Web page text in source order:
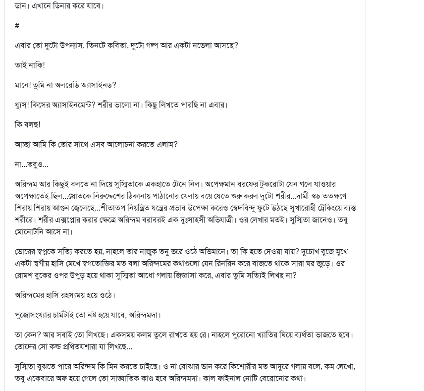
ডান। এখানে ডিনার করে যাবে।
#
এবার তো দুটো উপন্যাস, তিনটে কবিতা, দুটো গল্প আর একটা নভেলা আসছে?
তাই নাকি!
মানে! তুমি না অলরেডি অ্যাসাইন্‌ড?
ধ্যুস্! কিসের অ্যাসাইনমেন্ট? শরীর ভালো না। কিছু লিখতে পারছি না এবার।
কি বলছ!
আচ্ছা আমি কি তোর সাথে এসব আলোচনা করতে এলাম?
না...তবুও...
অরিন্দম আর কিছুই বলতে না দিয়ে সুস্মিতাকে একহাতে টেনে নিল। অপেক্ষমান বরফের টুকরোটা যেন গলে যাওয়ার
অপেক্ষাতেই ছিল...স্রোতকে নিরুদ্দেশের ঠিকানায় পাঠানোর খেলায় বয়ে যেতে শুরু করল দুটো শরীর...দামী স্কচ ততক্ষণে
শিরায় শিরায় আগুন জ্বেলেছে...শীতাতপ নিয়ন্ত্রিত যন্ত্রের প্রভাব উপেক্ষা করেও স্বেদবিন্দু ফুটে উঠছে সুখারোহী ট্রেকিংয়ে ব্যস্ত
শরীরে। শরীর এক্সপ্লোর করার ক্ষেত্রে অরিন্দম বরাবরই এক দুঃসাহসী অভিযাত্রী। ওর লেখার মতই। সুস্মিতা জানেও। তবু
মোনোটনি আসে না।
ভোরের স্বপ্নকে সত্যি করতে হয়, নাহলে তার নাজুক তনু ভরে ওঠে অভিমানে। তা কি হতে দেওয়া যায়? দুচোখ বুজে মুখে
একটা স্বর্গীয় হাসি মেখে স্বগতোক্তির মত বলা অরিন্দমের কথাগুলো যেন রিনরিন করে বাজতে থাকে সারা ঘর জুড়ে। ওর
রোমশ বুকের ওপর উপুড় হয়ে থাকা সুস্মিতা আধো গলায় জিজ্ঞাসা করে, এবার তুমি সত্যিই লিখছ না?
অরিন্দমের হাসি রহস্যময় হয়ে ওঠে।
পুজোসংখ্যার চার্মটাই তো নষ্ট হয়ে যাবে, অরিন্দমদা।
তা কেন? আর সবাই তো লিখছে। একসময় কলম তুলে রাখতে হয় রে। নাহলে পুরোনো খ্যাতির ঘিয়ে ব্যর্থতা ভাজতে হবে।
তোদের সো কল্ড প্রথিতযশারা যা লিখছে...
সুস্মিতা বুঝতে পারে অরিন্দম কি মিন করতে চাইছে। ও না বোঝার ভান করে কিশোরীর মত আদুরে গলায় বলে, কম লেখো,
তবু একেবারে অফ হয়ে গেলে তো সাঙ্ঘাতিক কাণ্ড হবে অরিন্দমদা। কাল ফাইনাল নোটি বেরোনোর কথা।